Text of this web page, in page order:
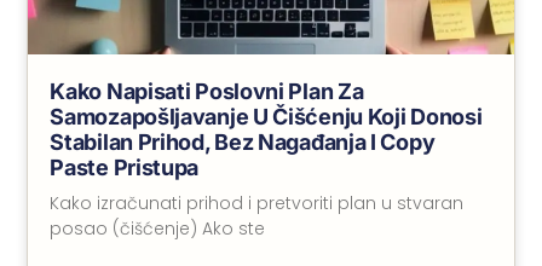
Kako Napisati Poslovni Plan Za
Samozapošljavanje U Čišćenju Koji Donosi
Stabilan Prihod, Bez Nagađanja I Copy
Paste Pristupa
Kako izračunati prihod i pretvoriti plan u stvaran
posao (čišćenje) Ako ste